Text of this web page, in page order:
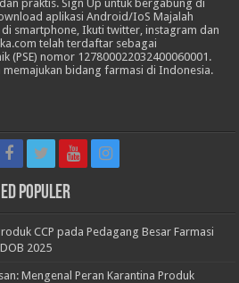
praktis. Sign Up untuk bergabung di
aplikasi Android/IoS Majalah
di smartphone, Ikuti twitter, instagram dan
telah terdaftar sebagai
(PSE) nomor 127800022032400060001.
memajukan bidang farmasi di Indonesia.
Populer
CCP pada Pedagang Besar Farmasi
2025
Mengenal Peran Karantina Produk